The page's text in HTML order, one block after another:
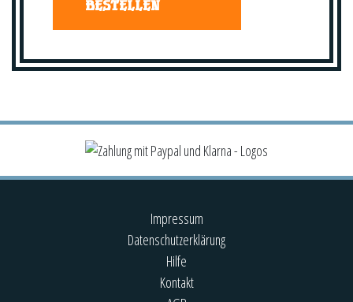
BESTELLEN
Impressum
Datenschutzerklärung
Hilfe
Kontakt